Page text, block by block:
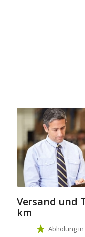
Versand und
km
Abholung